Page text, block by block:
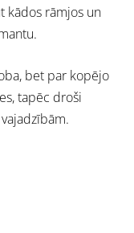
kādos rāmjos un
bet par kopējo
tapēc droši